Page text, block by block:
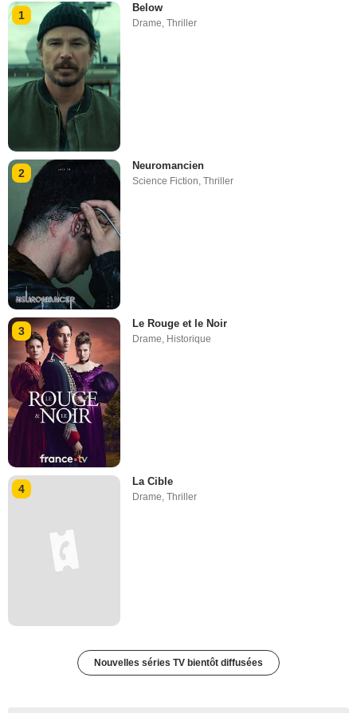
1
Below
Drame ,Thriller
2
Neuromancien
Science Fiction,Thriller
3
Le Rouge et le Noir
Drame, Historique
4
La Cible
Drame,Thriller
Nouvelles séries TV bientôt diffusées